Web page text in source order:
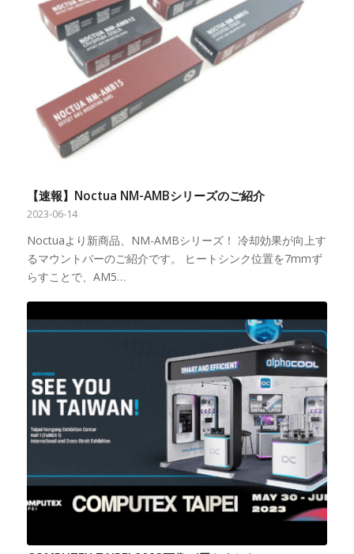
【速報】Noctua NM-AMBシリーズのご紹介
2023-06-14
Noctuaより新商品、NM-AMBシリーズ！ 冷却効果が向上す
るマウントバーのご紹介です。 ヒートシンク位置を7mmず
らすことで、AM5…